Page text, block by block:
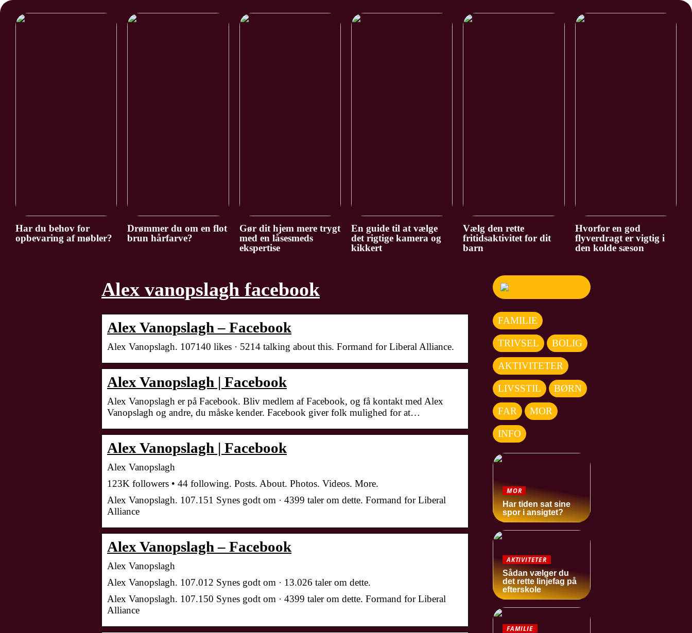
Har du behov for
opbevaring af møbler?
Drømmer du om en flot
brun hårfarve?
Gør dit hjem mere trygt
med en låsesmeds
ekspertise
En guide til at vælge
det rigtige kamera og
kikkert
Vælg den rette
fritidsaktivitet for dit
barn
Hvorfor en god
flyverdragt er vigtig i
den kolde sæson
Alex vanopslagh facebook
Alex Vanopslagh – Facebook
Alex Vanopslagh. 107140 likes · 5214 talking about this. Formand for Liberal Alliance.
Alex Vanopslagh | Facebook
Alex Vanopslagh er på Facebook. Bliv medlem af Facebook, og få kontakt med Alex
Vanopslagh og andre, du måske kender. Facebook giver folk mulighed for at…
Alex Vanopslagh | Facebook
Alex Vanopslagh
123K followers • 44 following. Posts. About. Photos. Videos. More.
Alex Vanopslagh. 107.151 Synes godt om · 4399 taler om dette. Formand for Liberal
Alliance
Alex Vanopslagh – Facebook
Alex Vanopslagh
Alex Vanopslagh. 107.012 Synes godt om · 13.026 taler om dette.
Alex Vanopslagh. 107.150 Synes godt om · 4399 taler om dette. Formand for Liberal
Alliance
FAMILIE
TRIVSEL BOLIG
AKTIVITETER
LIVSSTIL BØRN
FAR MOR
INFO
MOR
Har tiden sat sine
spor i ansigtet?
AKTIVITETER
Sådan vælger du
det rette linjefag på
efterskole
FAMILIE